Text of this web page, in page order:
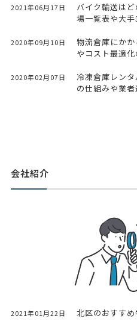
2021年06月17日
バイク輸送は
場一覧表や大手
2020年09月10日
物流倉庫にか
やコスト最適
2020年02月07日
冷凍倉庫レン
の仕組みや業
会社紹介
2021年01月22日 北区のおすす